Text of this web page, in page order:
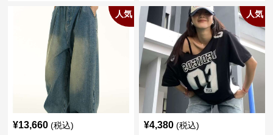
人気
¥13,660 (税込)
人気
¥4,380 (税込)